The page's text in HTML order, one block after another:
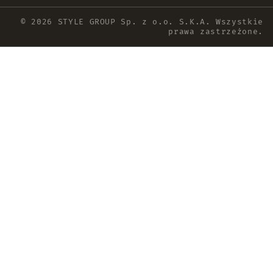
© 2026 STYLE GROUP Sp. z o.o. S.K.A. Wszystkie
prawa zastrzeżone.